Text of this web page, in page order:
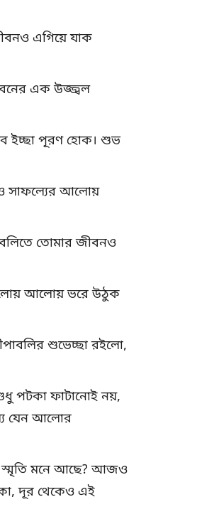
এগিয়ে যাক
এক উজ্জ্বল
ইচ্ছা পূরণ হোক। শুভ
সাফল্যের আলোয়
তোমার জীবনও
আলোয় আলোয় ভরে উঠুক
শুভেচ্ছা রইলো,
পটকা ফাটানোই নয়,
যেন আলোর
স্মৃতি মনে আছে? আজও
দূর থেকেও এই